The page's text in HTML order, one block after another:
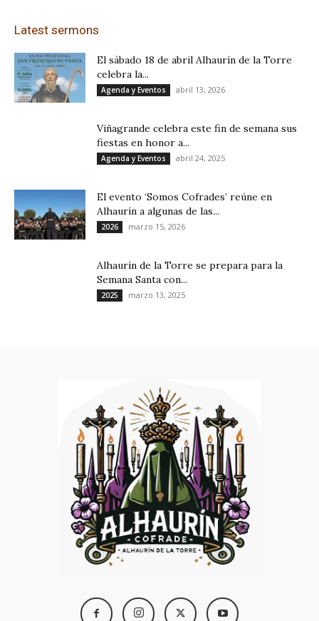
Latest sermons
El sábado 18 de abril Alhaurín de la Torre
celebra la...
Agenda y Eventos abril 13, 2026
Viñagrande celebra este fin de semana sus
fiestas en honor a...
Agenda y Eventos abril 24, 2025
El evento ‘Somos Cofrades’ reúne en
Alhaurín a algunas de las...
2026 marzo 15, 2026
Alhaurín de la Torre se prepara para la
Semana Santa con...
2025 marzo 13, 2025